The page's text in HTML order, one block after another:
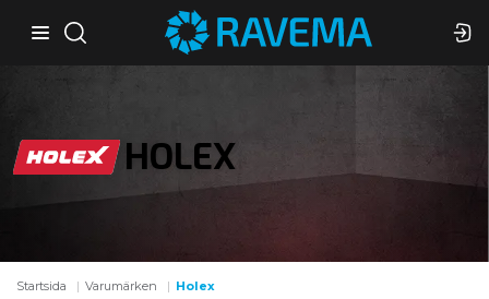
Startsida Varumärken Holex
HOLEX